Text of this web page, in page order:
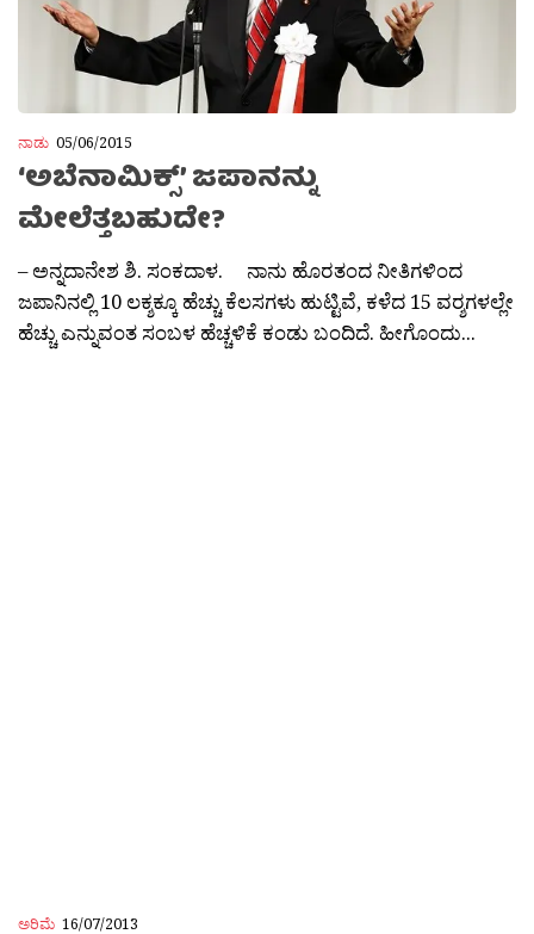
ನಾಡು 05/06/2015
‘ಅಬೆನಾಮಿಕ್ಸ್’ ಜಪಾನನ್ನು
ಮೇಲೆತ್ತಬಹುದೇ?
– ಅನ್ನದಾನೇಶ ಶಿ. ಸಂಕದಾಳ. ನಾನು ಹೊರತಂದ ನೀತಿಗಳಿಂದ
ಜಪಾನಿನಲ್ಲಿ 10 ಲಕ್ಶಕ್ಕೂ ಹೆಚ್ಚು ಕೆಲಸಗಳು ಹುಟ್ಟಿವೆ, ಕಳೆದ 15 ವರ‍್ಶಗಳಲ್ಲೇ
ಹೆಚ್ಚು ಎನ್ನುವಂತ ಸಂಬಳ ಹೆಚ್ಚಳಿಕೆ ಕಂಡು ಬಂದಿದೆ. ಹೀಗೊಂದು...
ಅರಿಮೆ 16/07/2013